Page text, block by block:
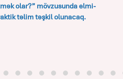
olar?”mövzusunda elmi-
təlim təşkil olunacaq.